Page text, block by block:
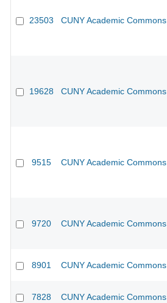
23503 CUNY Academic Commons
19628 CUNY Academic Commons
9515 CUNY Academic Commons
9720 CUNY Academic Commons
8901 CUNY Academic Commons
7828 CUNY Academic Commons